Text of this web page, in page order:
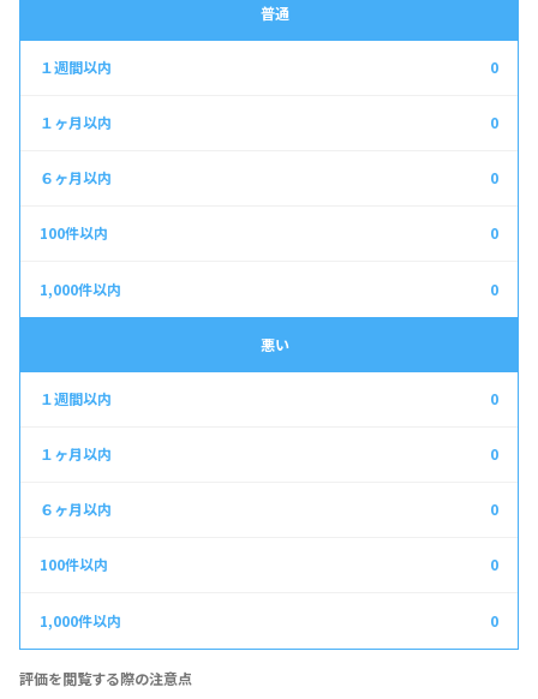
普通
0
0
0
0
0
悪い
0
0
0
0
0
評価を閲覧する際の注意点